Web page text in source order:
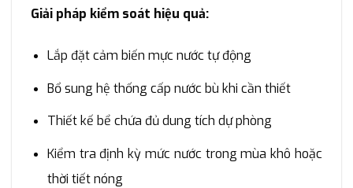
Giải pháp kiểm soát hiệu quả:
Lắp đặt cảm biến mực nước tự động
Bổ sung hệ thống cấp nước bù khi cần thiết
Thiết kế bể chứa đủ dung tích dự phòng
Kiểm tra định kỳ mức nước trong mùa khô hoặc
thời tiết nóng